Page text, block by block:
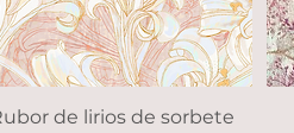
Vista rápida
de lirios de sorbete